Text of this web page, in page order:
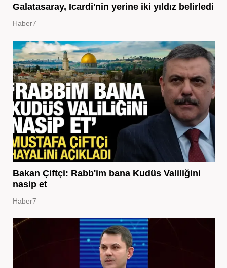
Galatasaray, Icardi'nin yerine iki yıldız belirledi
Haber7
Bakan Çiftçi: Rabb'im bana Kudüs Valiliğini
nasip et
Haber7